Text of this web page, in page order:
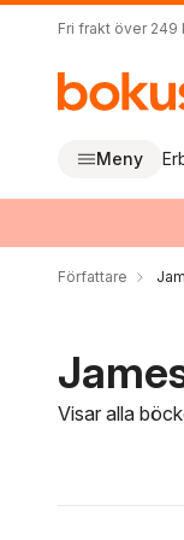
Fri frakt över 249
Meny
Författare
Visar alla